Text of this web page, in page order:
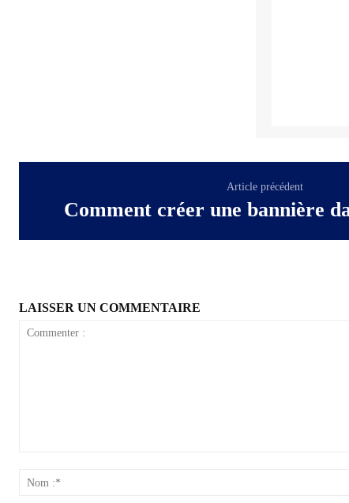
Article précédent
Comment créer une bannière
LAISSER UN COMMENTAIRE